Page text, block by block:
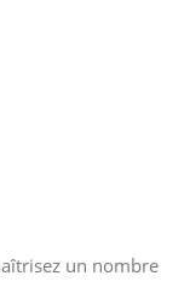
un nombre